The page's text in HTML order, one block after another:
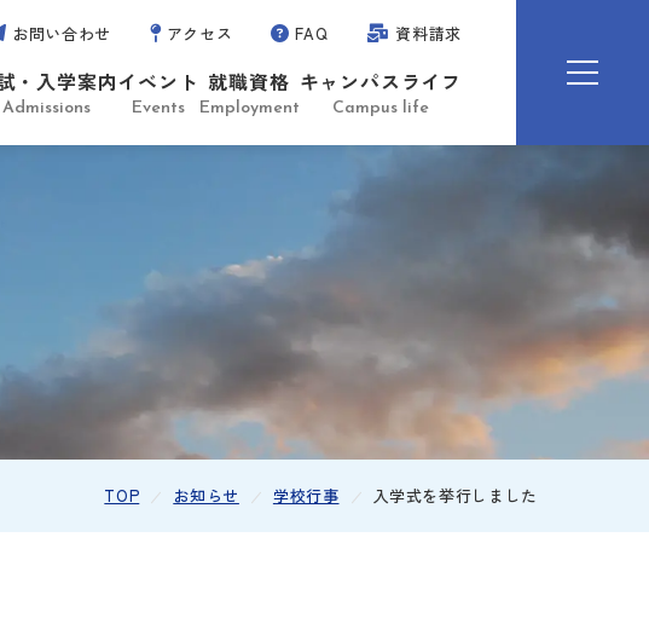
・入学案内
Admissions
イベント
Events
就職資格
Employment
キャンパスライフ
Campus life
お問い合わせ アクセス FAQ 資料請求
TOP お知らせ 学校行事 入学式を挙行しました